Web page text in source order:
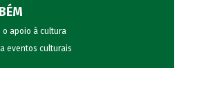
o apoio à cultura
eventos culturais